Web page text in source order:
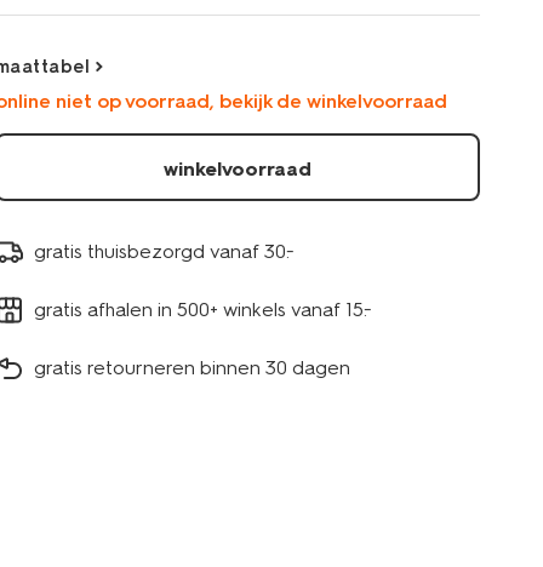
niet op voorraad, bekijk de winkelvoorraad
winkelvoorraad
gratis thuisbezorgd vanaf 30.-
gratis afhalen in 500+ winkels vanaf 15.-
gratis retourneren binnen 30 dagen